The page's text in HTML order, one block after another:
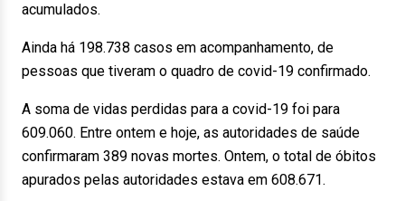
acumulados.
Ainda há 198.738 casos em acompanhamento, de
pessoas que tiveram o quadro de covid-19 confirmado.
A soma de vidas perdidas para a covid-19 foi para
609.060. Entre ontem e hoje, as autoridades de saúde
confirmaram 389 novas mortes. Ontem, o total de óbitos
apurados pelas autoridades estava em 608.671.